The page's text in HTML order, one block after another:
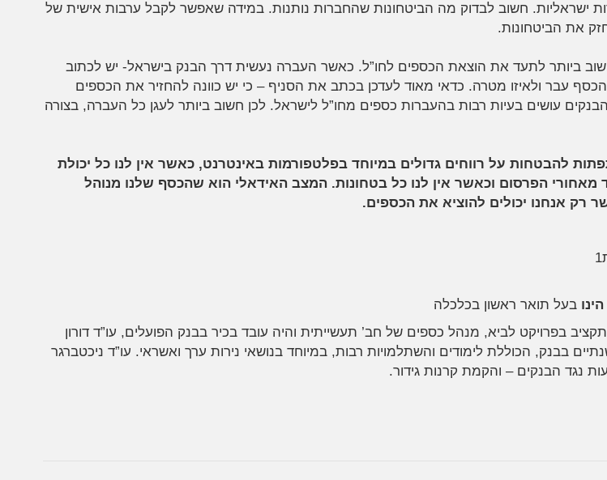
ישראליות. חשוב לבדוק מה הביטחונות שהחברות נותנות. במידה שאפשר לקבל ערבות אישית של
את הביטחונות.
ביותר לתעד את הוצאת הכספים לחו”ל. כאשר העברה נעשית דרך הבנק בישראל- יש לכתוב
עבר ולאיזו מטרה. כדאי מאוד לעדכן בכתב את הסניף – כי יש כוונה להחזיר את הכספים
עושים בעיות רבות בהעברות כספים מחו”ל לישראל. לכן חשוב ביותר לעגן כל העברה, בצורה
להבטחות על רווחים גדולים במיוחד בפלטפורמות באינטרנט, כאשר אין לנו כל יכולת
מאחורי הפרסום וכאשר אין לנו כל בטחונות. המצב האידאלי הוא שהכסף שלנו מנוהל
רק אנחנו יכולים להוציא את הכספים.
בעל תואר ראשון בכלכלה
בפרויקט לביא, מנהל כספים של חב’ תעשייתית והיה עובד בכיר בבנק הפועלים, עו”ד דורון
בבנק, הכוללת לימודים והשתלמויות רבות, במיוחד בנושאי נירות ערך ואשראי. עו”ד ניכטברגר
נגד הבנקים – והקמת קרנות גידור.